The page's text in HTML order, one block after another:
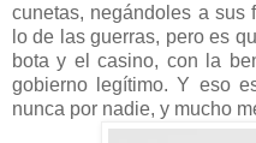
cunetas, negándoles a
lo de las guerras, pero es
bota y el casino, con la
gobierno legítimo. Y eso
nunca por nadie, y mucho